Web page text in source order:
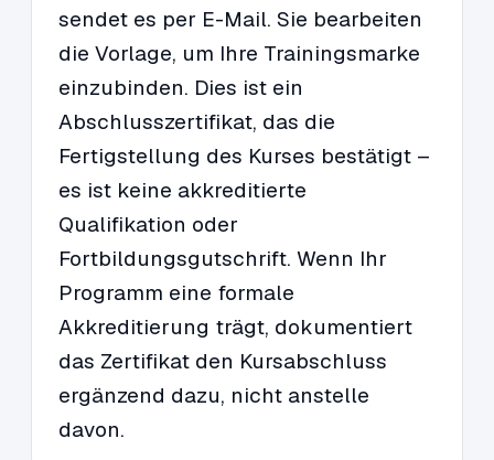
sendet es per E-Mail. Sie bearbeiten
die Vorlage, um Ihre Trainingsmarke
einzubinden. Dies ist ein
Abschlusszertifikat, das die
Fertigstellung des Kurses bestätigt –
es ist keine akkreditierte
Qualifikation oder
Fortbildungsgutschrift. Wenn Ihr
Programm eine formale
Akkreditierung trägt, dokumentiert
das Zertifikat den Kursabschluss
ergänzend dazu, nicht anstelle
davon.